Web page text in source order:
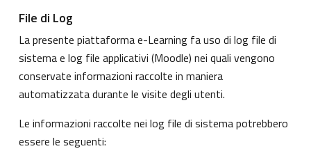
File di Log
La presente piattaforma e-Learning fa uso di log file di
sistema e log file applicativi (Moodle) nei quali vengono
conservate informazioni raccolte in maniera
automatizzata durante le visite degli utenti.
Le informazioni raccolte nei log file di sistema potrebbero
essere le seguenti: